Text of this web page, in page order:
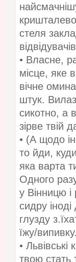
стеля
• Власне,
місце, яке
вічне
штук.
сикотно, а
зірве твій
• (А щодо
то йди,
яка варта
Одного
у Вінницю
сидру
глузду
їжу/
•
твою стать